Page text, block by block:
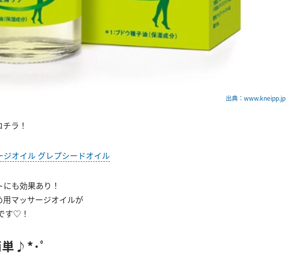
出典：www.kneipp.jp
ラ！
ジオイル グレプシードオイル
も効果あり！
用マッサージオイルが
す♡！
♪*･ﾟ